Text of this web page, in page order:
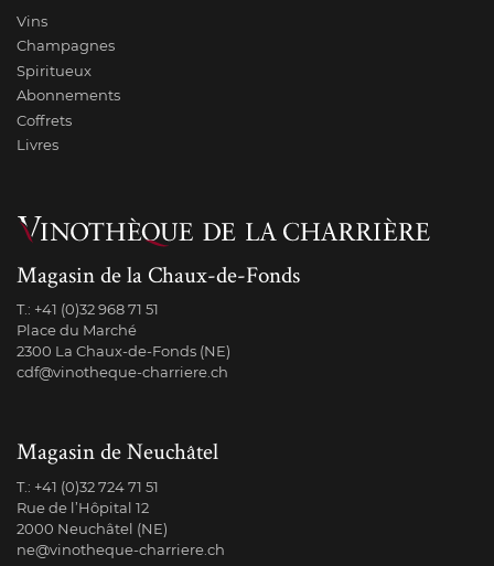
Vins
Champagnes
Spiritueux
Abonnements
Coffrets
Livres
Magasin de la Chaux-de-Fonds
T.: +41 (0)32 968 71 51
Place du Marché
2300 La Chaux-de-Fonds (NE)
cdf@vinotheque-charriere.ch
Magasin de Neuchâtel
T.: +41 (0)32 724 71 51
Rue de l’Hôpital 12
2000 Neuchâtel (NE)
ne@vinotheque-charriere.ch